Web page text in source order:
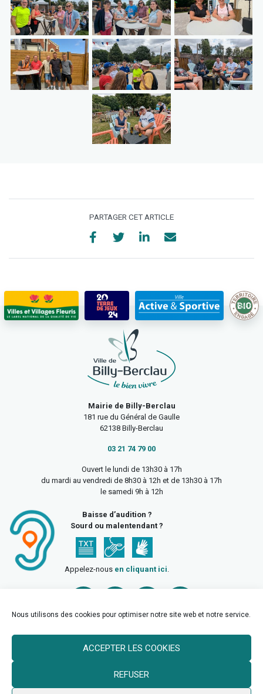
Nous utilisons des cookies pour optimiser notre site web et notre service.
ACCEPTER LES COOKIES
REFUSER
PARTAGER CET ARTICLE
Mairie de Billy-Berclau
181 rue du Général de Gaulle
62138 Billy-Berclau
03 21 74 79 00
Ouvert le lundi de 13h30 à 17h
du mardi au vendredi de 8h30 à 12h et de 13h30 à 17h
le samedi 9h à 12h
Baisse d’audition ?
Sourd ou malentendant ?
Appelez-nous en cliquant ici.